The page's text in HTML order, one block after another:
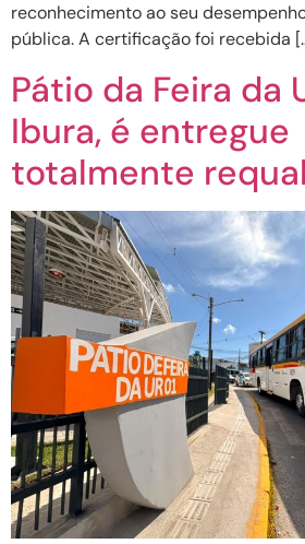
reconhecimento ao seu
pública. A certificação foi recebida
Pátio da Feira da
Ibura, é entregue
totalmente